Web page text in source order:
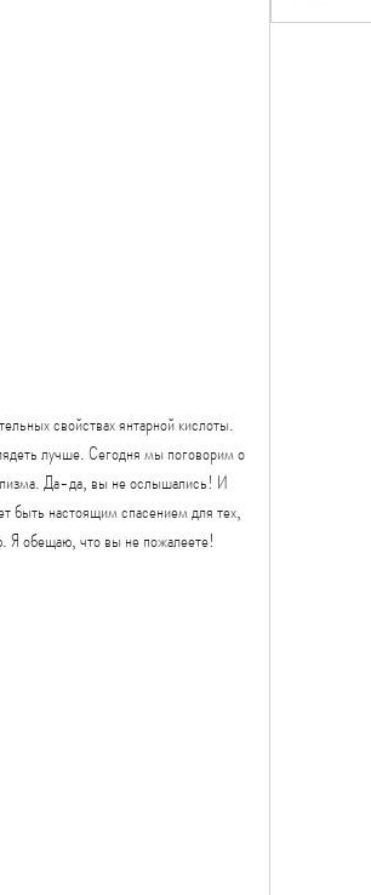
свойствах янтарной кислоты.
лучше. Сегодня мы поговорим о
Да-да, вы не ослышались! И
быть настоящим спасением для тех,
Я обещаю, что вы не пожалеете!